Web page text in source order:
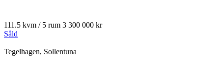
111.5 kvm / 5 rum 3 300 000 kr
Såld
Tegelhagen, Sollentuna